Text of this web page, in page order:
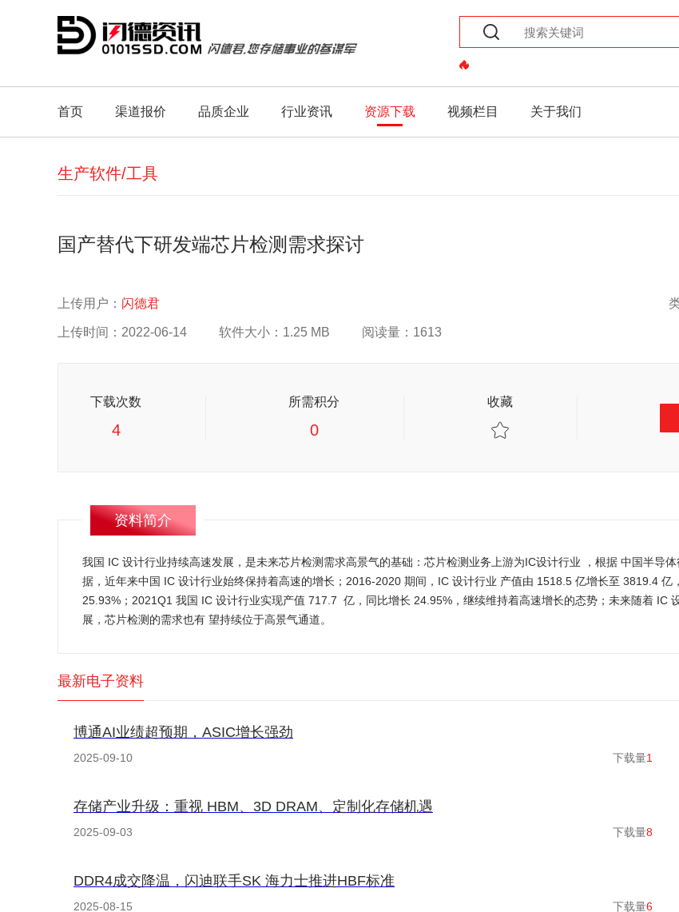
首页 渠道报价 品质企业 行业资讯 资源下载 视频栏目 关于我们
生产软件/工具
国产替代下研发端芯片检测需求探讨
上传用户： 闪德君
上传时间：2022-06-14 软件大小：1.25 MB 阅读量：1613
下载次数
4
所需积分
0
收藏
资料简介
我国 IC 设计行业持续高速发展，是未来芯片检测需求高景气的基础：芯片检测业务上游为IC设计行业 ，根据 中国半导
据，近年来中国 IC 设计行业始终保持着高速的增长；2016-2020 期间，IC 设计行业 产值由 1518.5 亿增长至 3819.4 亿
25.93%；2021Q1 我国 IC 设计行业实现产值 717.7 亿，同比增长 24.95%，继续维持着高速增长的态势；未来随着 IC
展，芯片检测的需求也有 望持续位于高景气通道。
最新电子资料
博通AI业绩超预期，ASIC增长强劲
2025-09-10 下载量1
存储产业升级：重视 HBM、3D DRAM、定制化存储机遇
2025-09-03 下载量8
DDR4成交降温，闪迪联手SK 海力士推进HBF标准
2025-08-15 下载量6